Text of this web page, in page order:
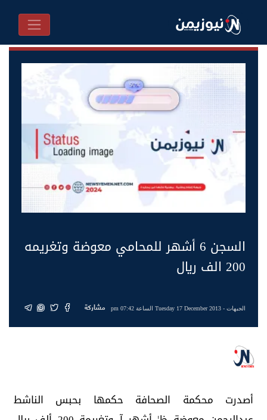
السجن 6 أشهر للمحامي معوضة وتغريمه
200 الف ريال
الجبهات- Tuesday 17 December 2013 الساعة 07:42 pm مشاركة
أصدرت محكمة الصحافة حكمها بحبس الناشط